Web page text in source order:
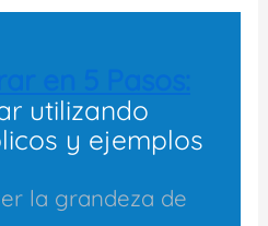
utilizando
y ejemplos
la grandeza de